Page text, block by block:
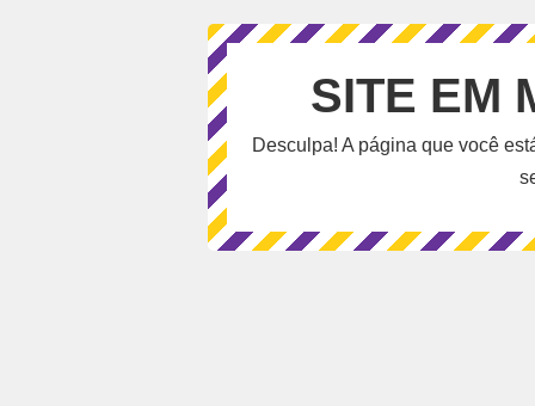
SITE EM
Desculpa! A página que você